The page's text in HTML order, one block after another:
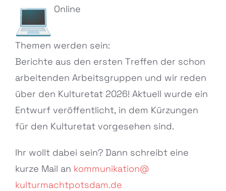
Online
Themen werden sein:
Berichte aus den ersten Treffen der schon
arbeitenden Arbeitsgruppen und wir reden
über den Kulturetat 2026! Aktuell wurde ein
Entwurf veröffentlicht, in dem Kürzungen
für den Kulturetat vorgesehen sind.
Ihr wollt dabei sein? Dann schreibt eine
kurze Mail an kommunikation@
kulturmachtpotsdam.de